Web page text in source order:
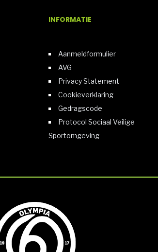
INFORMATIE
Aanmeldformulier
AVG
Privacy Statement
Cookieverklaring
Gedragscode
Protocol Sociaal Veilige
Sportomgeving